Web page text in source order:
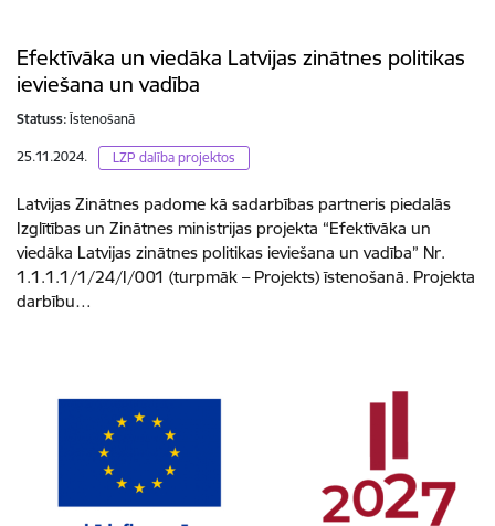
Efektīvāka un viedāka Latvijas zinātnes politikas
ieviešana un vadība
Statuss: Īstenošanā
25.11.2024. LZP dalība projektos
Latvijas Zinātnes padome kā sadarbības partneris piedalās
Izglītības un Zinātnes ministrijas projekta “Efektīvāka un
viedāka Latvijas zinātnes politikas ieviešana un vadība” Nr.
1.1.1.1/1/24/I/001 (turpmāk – Projekts) īstenošanā. Projekta
darbību…